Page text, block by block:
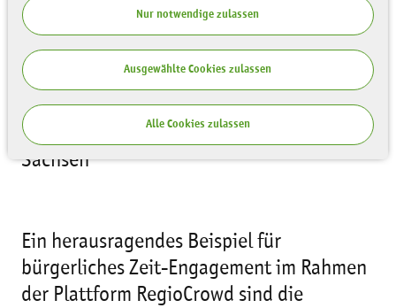
Nur notwendige zulassen
Ausgewählte Cookies zulassen
Alle Cookies zulassen
mit RegioCrowd – der Engagement-
Plattform für Naturinteressierte in
Sachsen
Ein herausragendes Beispiel für
bürgerliches Zeit-Engagement im Rahmen
der Plattform RegioCrowd sind die